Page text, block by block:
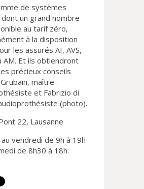
de systèmes
un grand nombre
au tarif zéro,
à la disposition
les assurés AI, AVS,
AM. Et ils obtiendront
précieux conseils
Grubain, maître-
et Fabrizio di
(photo).
22, Lausanne
au vendredi de 9h à 19h
de 8h30 à 18h.